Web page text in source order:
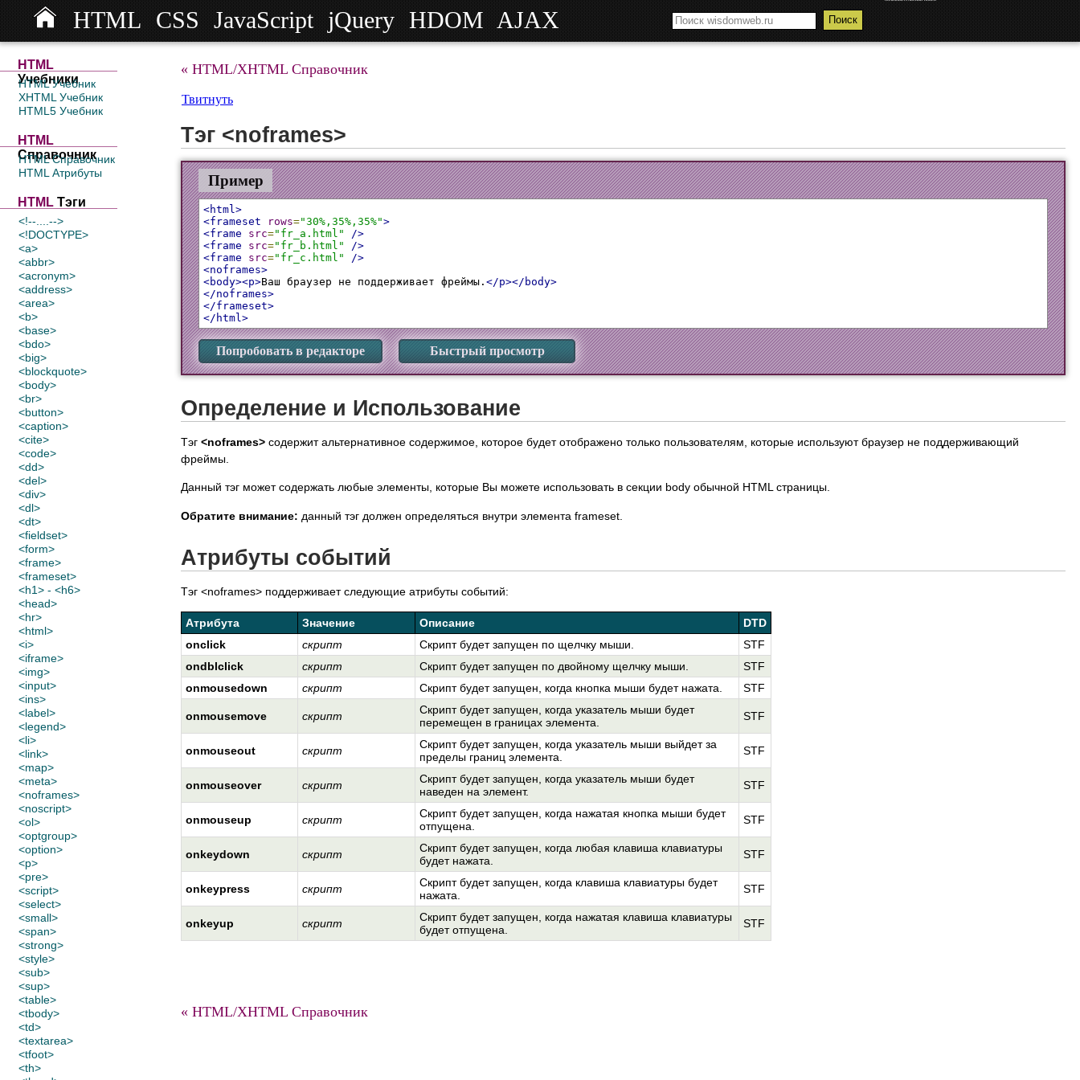
HTML CSS JavaScript jQuery HDOM AJAX
HTML
Учебники
HTML Учебник
XHTML Учебник
HTML5 Учебник
HTML
Справочник
HTML Справочник
HTML Атрибуты
HTML Тэги
<!--....-->
<!DOCTYPE>
<a>
<abbr>
<acronym>
<address>
<area>
<b>
<base>
<bdo>
<big>
<blockquote>
<body>
<br>
<button>
<caption>
<cite>
<code>
<dd>
<del>
<div>
<dl>
<dt>
<fieldset>
<form>
<frame>
<frameset>
<h1> - <h6>
<head>
<hr>
<html>
<i>
<iframe>
<img>
<input>
<ins>
<label>
<legend>
<li>
<link>
<map>
<meta>
<noframes>
<noscript>
<ol>
<optgroup>
<option>
<p>
<pre>
<script>
<select>
<small>
<span>
<strong>
<style>
<sub>
<sup>
<table>
<tbody>
<td>
<textarea>
<tfoot>
<th>
« HTML/XHTML Справочник
Твитнуть
Тэг <noframes>
Пример
<html>
<frameset
rows="30%,35%,35%">
<frame
src="fr_a.html"
/>
<frame
src="fr_b.html"
/>
<frame
src="fr_c.html"
/>
<noframes>
<body><p>Ваш браузер не поддерживает фреймы. </p></body>
</noframes>
</frameset>
</html>
Попробовать в редакторе Быстрый просмотр
Определение и Использование
Тэг <noframes> содержит альтернативное содержимое, которое будет отображено только пользователям, которые используют браузер не поддерживающий
фреймы.
Данный тэг может содержать любые элементы, которые Вы можете использовать в секции body обычной HTML страницы.
Обратите внимание: данный тэг должен определяться внутри элемента frameset.
Атрибуты событий
Тэг <noframes> поддерживает следующие атрибуты событий:
Атрибута Значение Описание
DTD
onclick
скрипт Скрипт будет запущен по щелчку мыши.
STF
ondblclick
скрипт Скрипт будет запущен по двойному щелчку мыши.
STF
onmousedown
скрипт Скрипт будет запущен, когда кнопка мыши будет нажата. STF
onmousemove скрипт
Скрипт будет запущен, когда указатель мыши будет
перемещен в границах элемента.
STF
onmouseout скрипт
Скрипт будет запущен, когда указатель мыши выйдет за
пределы границ элемента.
STF
onmouseover скрипт
Скрипт будет запущен, когда указатель мыши будет
наведен на элемент.
STF
onmouseup скрипт
Скрипт будет запущен, когда нажатая кнопка мыши будет
отпущена.
STF
onkeydown скрипт
Скрипт будет запущен, когда любая клавиша клавиатуры
будет нажата.
STF
onkeypress скрипт
Скрипт будет запущен, когда клавиша клавиатуры будет
нажата.
STF
onkeyup скрипт
Скрипт будет запущен, когда нажатая клавиша клавиатуры
будет отпущена.
STF
« HTML/XHTML Справочник